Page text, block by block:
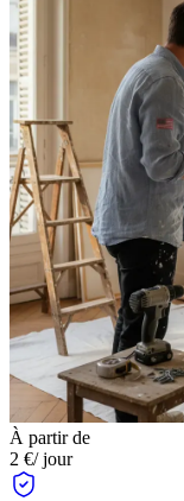
À partir de
2 €/ jour